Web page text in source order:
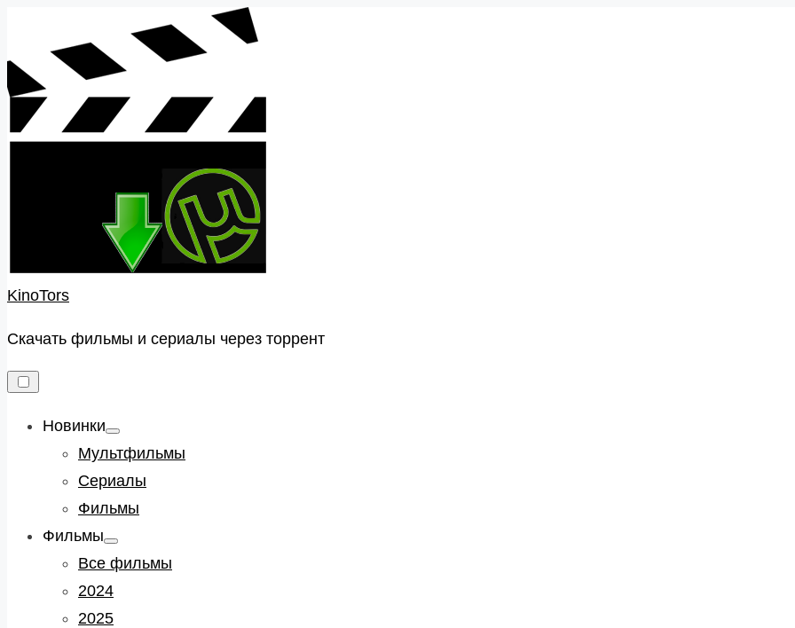
content
KinoTors
Скачать фильмы и сериалы через торрент
Новинки
Show
sub
menu
Мультфильмы
Сериалы
Фильмы
Фильмы
Show
sub
menu
Все фильмы
2024
2025